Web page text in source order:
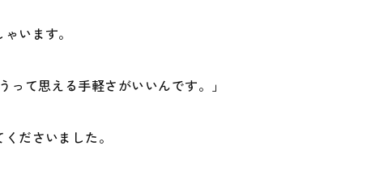
います。
て思える手軽さがいいんです。」
ださいました。